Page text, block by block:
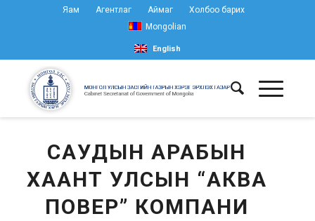
Яам Агентлаг Аймаг
Холбоо барих
Mongolian
English
САУДЫН АРАБЫН
ХААНТ УЛСЫН “АКВА
ПОВЕР” КОМПАНИ